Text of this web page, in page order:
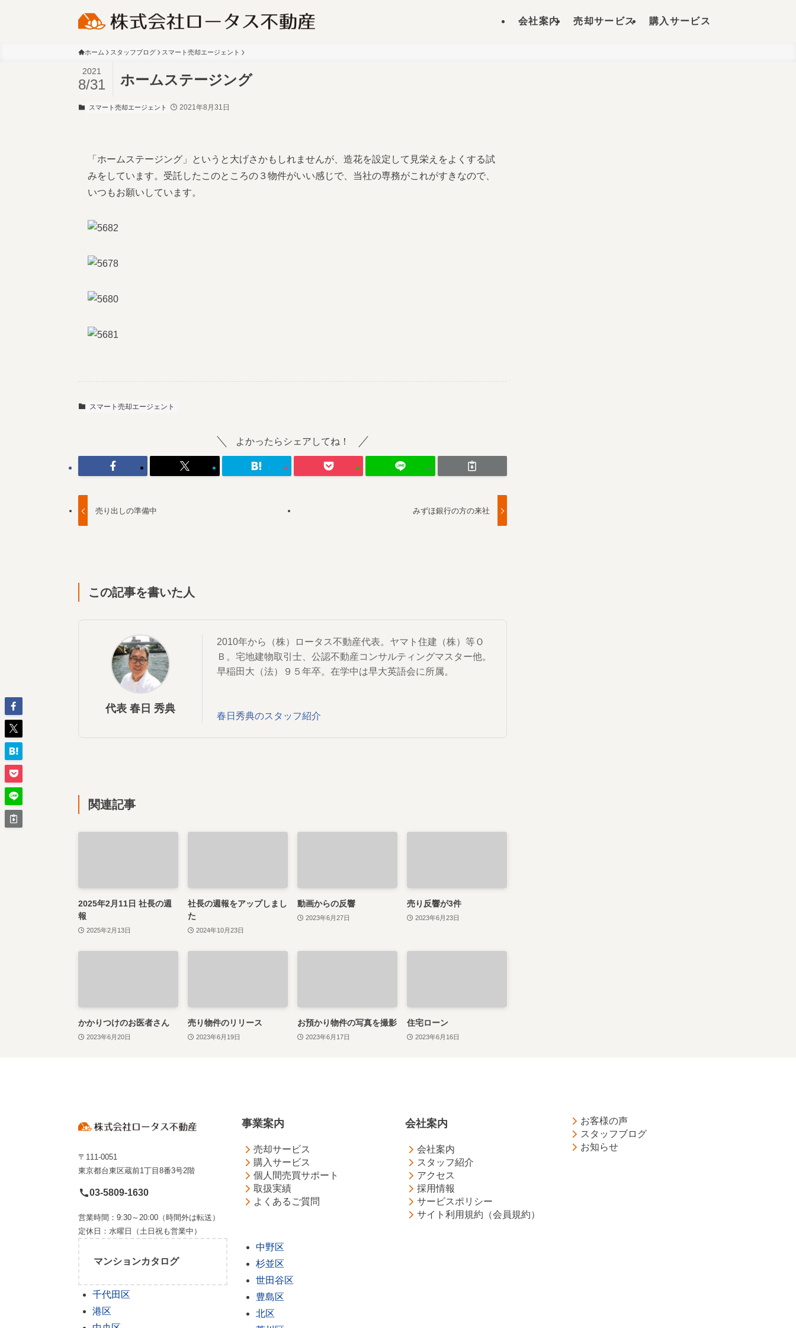
会社案内 売却サービス 購入サービス
ホーム スタッフブログ スマート売却エージェント
ホームステージング
2021
8/31
スマート売却エージェント 2021年8月31日
「ホームステージング」というと大げさかもしれませんが、造花を設定して見栄えをよくする試
みをしています。受託したこのところの３物件がいい感じで、当社の専務がこれがすきなので、
いつもお願いしています。
スマート売却エージェント
よかったらシェアしてね！
売り出しの準備中 みずほ銀行の方の来社
この記事を書いた人
代表 春日 秀典
2010年から（株）ロータス不動産代表。ヤマト住建（株）等Ｏ
Ｂ。宅地建物取引士、公認不動産コンサルティングマスター他。
早稲田大（法）９５年卒。在学中は早大英語会に所属。
春日秀典のスタッフ紹介
関連記事
2025年2月11日 社長の週
報
2025年2月13日
社長の週報をアップしまし
た
2024年10月23日
動画からの反響
2023年6月27日
売り反響が3件
2023年6月23日
かかりつけのお医者さん
2023年6月20日
売り物件のリリース
2023年6月19日
お預かり物件の写真を撮影
2023年6月17日
住宅ローン
2023年6月16日
〒111-0051
東京都台東区蔵前1丁目8番3号2階
03-5809-1630
営業時間：9:30～20:00（時間外は転送）
定休日：水曜日（土日祝も営業中）
事業案内
売却サービス
購入サービス
個人間売買サポート
取扱実績
よくあるご質問
会社案内
会社案内
スタッフ紹介
アクセス
採用情報
サービスポリシー
サイト利用規約（会員規約）
お客様の声
スタッフブログ
お知らせ
マンションカタログ
千代田区
港区
中野区
杉並区
世田谷区
豊島区
北区